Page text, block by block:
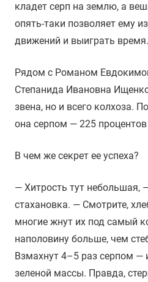
кладет серп на землю, а
опять-таки позволяет ему
движений и выиграть время.
Рядом с Романом
Степанида Ивановна
звена, но и всего колхоза.
она серпом — 225
В чем же секрет ее успеха?
— Хитрость тут небольшая,
стахановка. — Смотрите,
многие жнут их под самый
наполовину больше, чем
Взмахнут 4–5 раз серпом
зеленой массы. Правда,